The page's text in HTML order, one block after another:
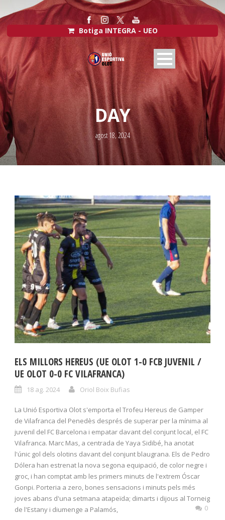
Botiga INTEGRA - UEO
DAY
agost 18, 2024
ELS MILLORS HEREUS (UE OLOT 1-0 FCB JUVENIL /
UE OLOT 0-0 FC VILAFRANCA)
18 ag. 2024 Oriol Boix Bufias
La Unió Esportiva Olot s'emporta el Trofeu Hereus de Gamper
de Vilafranca del Penedès després de superar per la mínima al
juvenil del FC Barcelona i empatar davant del conjunt local, el FC
Vilafranca. Marc Mas, a centrada de Yaya Sidibé, ha anotat
l'únic gol dels olotins davant del conjunt blaugrana. Els de Pedro
Dólera han estrenat la nova segona equipació, de color negre i
groc, i han comptat amb les primers minuts de l'extrem Óscar
Gonpi. Porteria a zero, bones sensacions i minuts pels més
joves abans d'una setmana atapeïda; dimarts i dijous al Torneig
de l'Estany i diumenge a Palamós,
0